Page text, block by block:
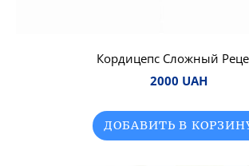
Кордицепс Сложный
2000 UAH
ДОБАВИТЬ В